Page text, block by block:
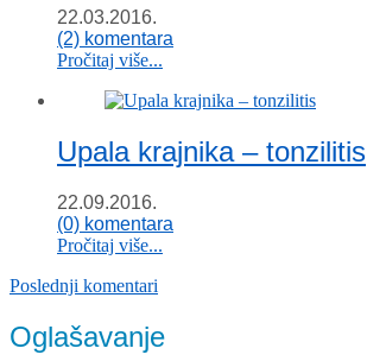
22.03.2016.
(2) komentara
Pročitaj više...
Upala krajnika – tonzilitis
22.09.2016.
(0) komentara
Pročitaj više...
Poslednji komentari
Oglašavanje